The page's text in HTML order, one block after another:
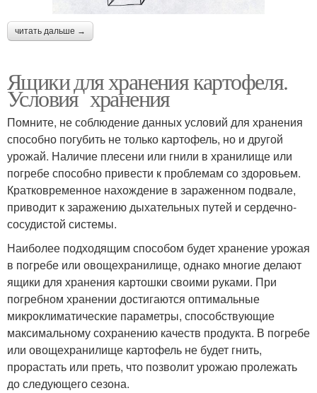
читать дальше →
Ящики для хранения картофеля.
Условия хранения
Помните, не соблюдение данных условий для хранения
способно погубить не только картофель, но и другой
урожай. Наличие плесени или гнили в хранилище или
погребе способно привести к проблемам со здоровьем.
Кратковременное нахождение в зараженном подвале,
приводит к заражению дыхательных путей и сердечно-
сосудистой системы.
Наиболее подходящим способом будет хранение урожая
в погребе или овощехранилище, однако многие делают
ящики для хранения картошки своими руками. При
погребном хранении достигаются оптимальные
микроклиматические параметры, способствующие
максимальному сохранению качеств продукта. В погребе
или овощехранилище картофель не будет гнить,
прорастать или преть, что позволит урожаю пролежать
до следующего сезона.